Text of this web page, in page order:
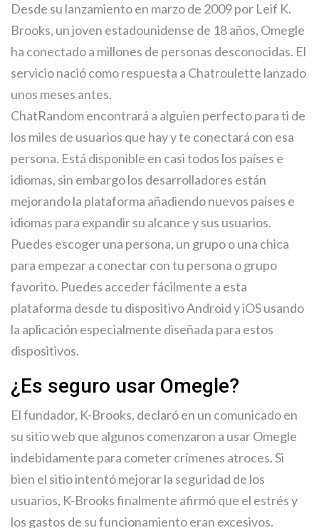
Desde su lanzamiento en marzo de 2009 por Leif K.
Brooks, un joven estadounidense de 18 años, Omegle
ha conectado a millones de personas desconocidas. El
servicio nació como respuesta a Chatroulette lanzado
unos meses antes.
ChatRandom encontrará a alguien perfecto para ti de
los miles de usuarios que hay y te conectará con esa
persona. Está disponible en casi todos los países e
idiomas, sin embargo los desarrolladores están
mejorando la plataforma añadiendo nuevos países e
idiomas para expandir su alcance y sus usuarios.
Puedes escoger una persona, un grupo o una chica
para empezar a conectar con tu persona o grupo
favorito. Puedes acceder fácilmente a esta
plataforma desde tu dispositivo Android y iOS usando
la aplicación especialmente diseñada para estos
dispositivos.
¿Es seguro usar Omegle?
El fundador, K-Brooks, declaró en un comunicado en
su sitio web que algunos comenzaron a usar Omegle
indebidamente para cometer crímenes atroces. Si
bien el sitio intentó mejorar la seguridad de los
usuarios, K-Brooks finalmente afirmó que el estrés y
los gastos de su funcionamiento eran excesivos.